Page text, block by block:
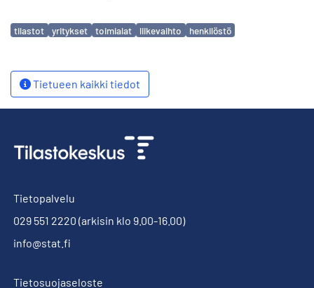
Avainsanat
tilastot yritykset toimialat liikevaihto henkilöstö
Tietueen kaikki tiedot
Tietopalvelu
029 551 2220 (arkisin klo 9.00-16.00)
info@stat.fi
Tietosuojaseloste